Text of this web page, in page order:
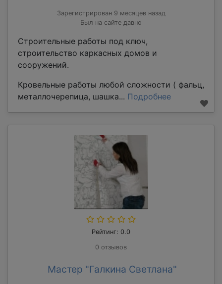
Зарегистрирован 9 месяцев назад
Был на сайте давно
Строительные работы под ключ,
строительство каркасных домов и
сооружений.
Кровельные работы любой сложности ( фальц,
металлочерепица, шашка... Подробнее
Рейтинг: 0.0
0 отзывов
Мастер "Галкина Светлана"